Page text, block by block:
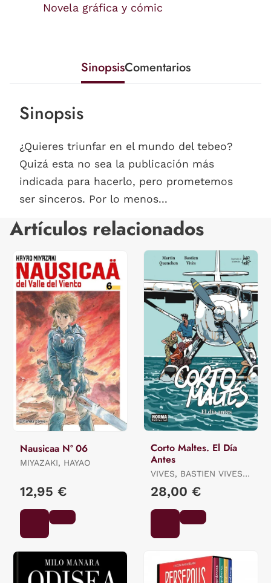
Novela gráfica y cómic
SinopsisComentarios
Sinopsis
¿Quieres triunfar en el mundo del tebeo?
Quizá esta no sea la publicación más
indicada para hacerlo, pero prometemos
ser sinceros. Por lo menos...
Artículos relacionados
Nausicaa Nº 06
MIYAZAKI, HAYAO
12,95 €
Corto Maltes. El Día
Antes
VIVES, BASTIEN VIVES /
QUENEHEN, MARTIN
28,00 €